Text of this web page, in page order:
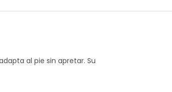
al pie sin apretar. Su